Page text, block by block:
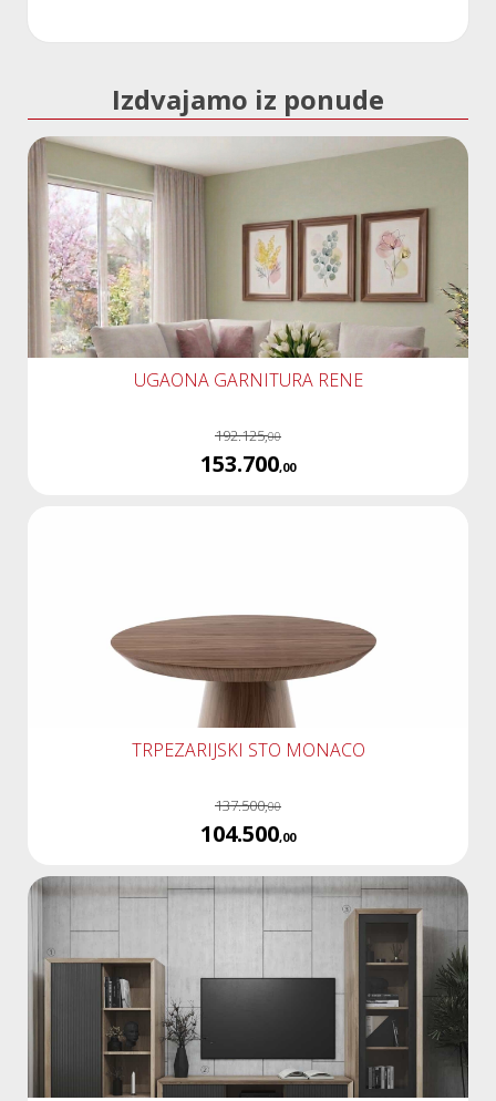
Izdvajamo iz ponude
UGAONA GARNITURA RENE
192.125,00
153.700,00
TRPEZARIJSKI STO MONACO
137.500,00
104.500,00